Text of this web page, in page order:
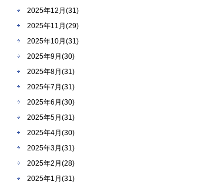
2025年12月(31)
2025年11月(29)
2025年10月(31)
2025年9月(30)
2025年8月(31)
2025年7月(31)
2025年6月(30)
2025年5月(31)
2025年4月(30)
2025年3月(31)
2025年2月(28)
2025年1月(31)